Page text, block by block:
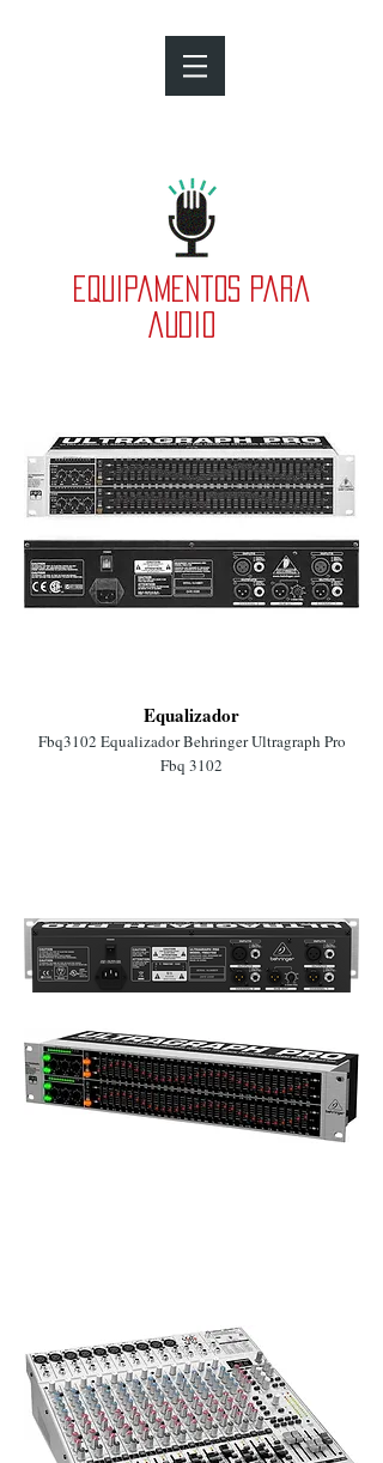
equipamentos para
audio
Equalizador
Fbq3102 Equalizador Behringer Ultragraph Pro
Fbq 3102